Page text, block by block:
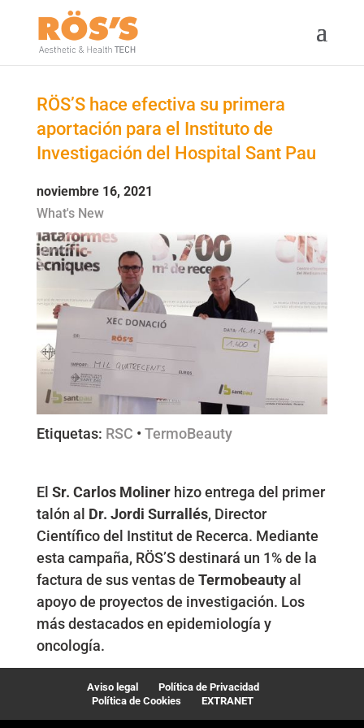
RÖS’S hace efectiva su primera
aportación para el Instituto de
Investigación del Hospital Sant Pau
noviembre 16, 2021
What's New
Etiquetas: RSC • TermoBeauty
El Sr. Carlos Molinerhizo entrega del primer
talón al Dr. Jordi Surrallés, Director
Científico del Institut de Recerca. Mediante
esta campaña, RÖS’S destinará un 1% de la
factura de sus ventas de Termobeautyal
apoyo de proyectos de investigación. Los
más destacados en epidemiología y
oncología.
Aviso legal
Política de Privacidad
Política de Cookies
EXTRANET